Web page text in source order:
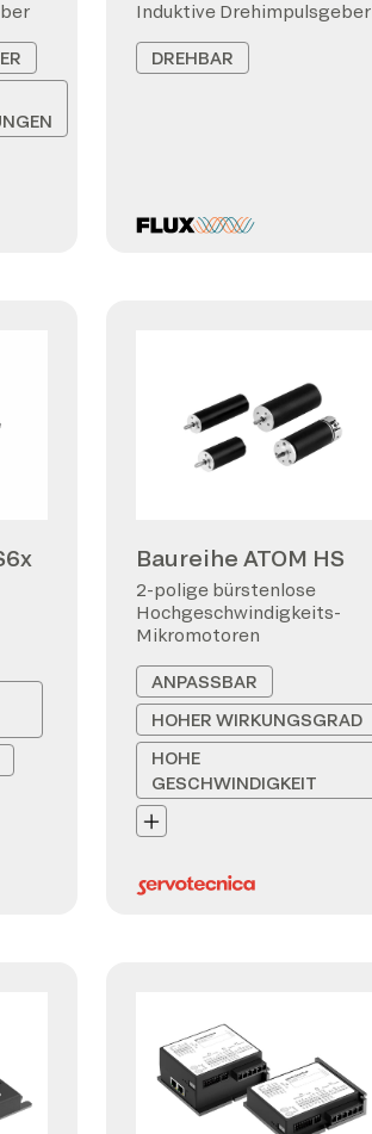
Induktive Drehimpulsgeber
DREHBAR
Baureihe ATOM HS
2-polige bürstenlose
Hochgeschwindigkeits-
Mikromotoren
ANPASSBAR
HOHER WIRKUNGSGRAD
HOHE
GESCHWINDIGKEIT